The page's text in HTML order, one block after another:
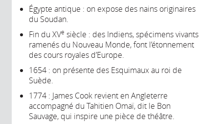
Égypte antique : on expose des nains originaires
du Soudan.
Fin du XVe siècle : des Indiens, spécimens vivants
ramenés du Nouveau Monde, font l’étonnement
des cours royales d’Europe.
1654 : on présente des Esquimaux au roi de
Suède.
1774 : James Cook revient en Angleterre
accompagné du Tahitien Omaï, dit le Bon
Sauvage, qui inspire une pièce de théâtre.